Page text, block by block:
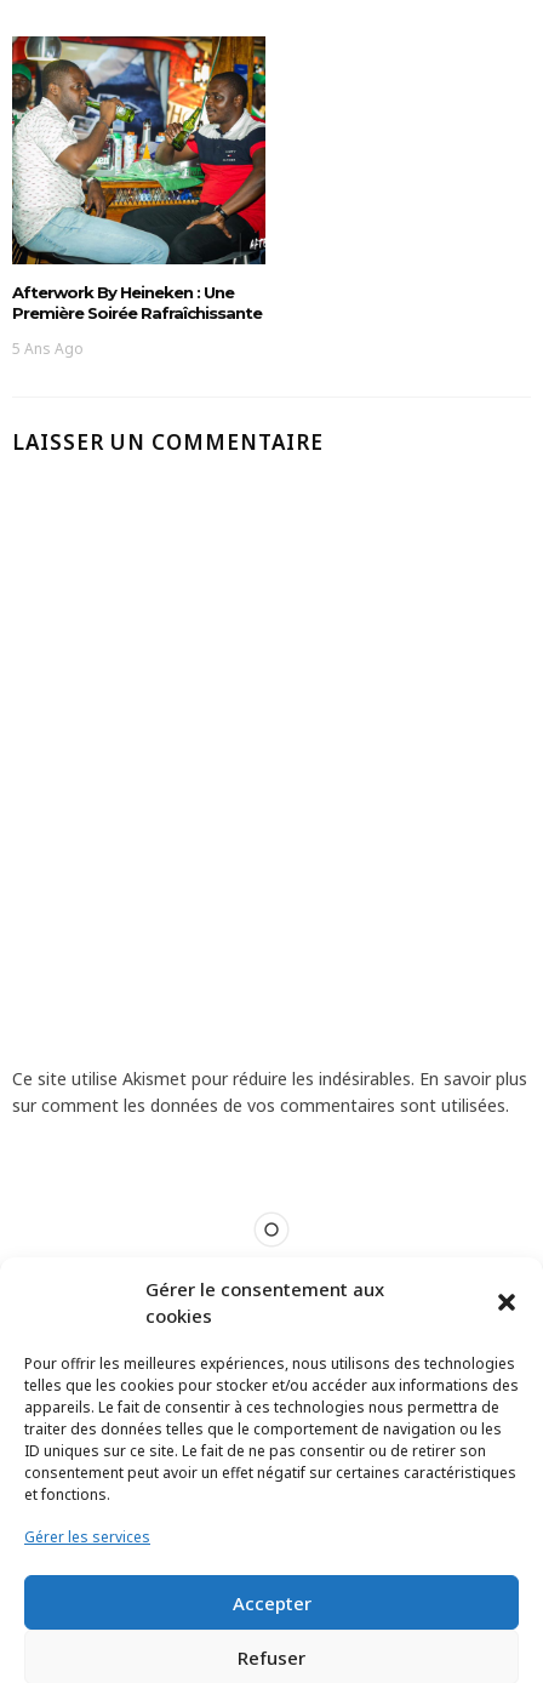
Gérer le consentement aux
cookies
Pour offrir les meilleures expériences, nous utilisons des technologies
telles que les cookies pour stocker et/ou accéder aux informations des
appareils. Le fait de consentir à ces technologies nous permettra de
traiter des données telles que le comportement de navigation ou les
ID uniques sur ce site. Le fait de ne pas consentir ou de retirer son
consentement peut avoir un effet négatif sur certaines caractéristiques
et fonctions.
Gérer les services
Accepter
Refuser
Afterwork By Heineken : Une
Première Soirée Rafraîchissante
5 Ans Ago
LAISSER UN COMMENTAIRE
Ce site utilise Akismet pour réduire les indésirables. En savoir plus
sur comment les données de vos commentaires sont utilisées.
TCHEYA © 2017 – www.tcheya.com | All rights reserved